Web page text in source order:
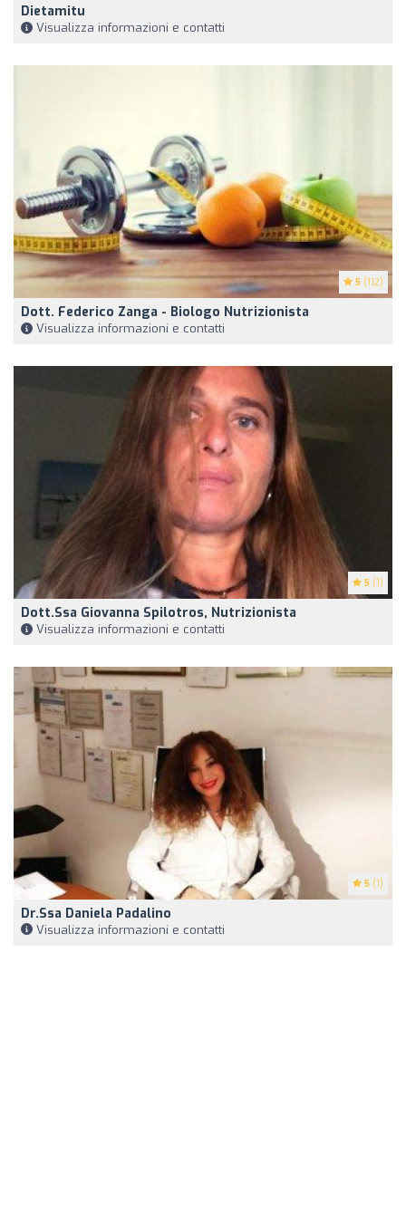
Dietamitu
Visualizza informazioni e contatti
5 (112)
Dott. Federico Zanga - Biologo Nutrizionista
Visualizza informazioni e contatti
5 (1)
Dott.ssa Giovanna Spilotros, Nutrizionista
Visualizza informazioni e contatti
5 (1)
Dr.ssa Daniela Padalino
Visualizza informazioni e contatti